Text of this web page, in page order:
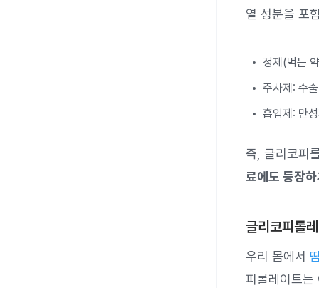
열 성분을 포
정제(먹는
주사제: 수
흡입제: 만
즉, 글리코피
료에도 등장
글리코피롤
우리 몸에서
피롤레이트는